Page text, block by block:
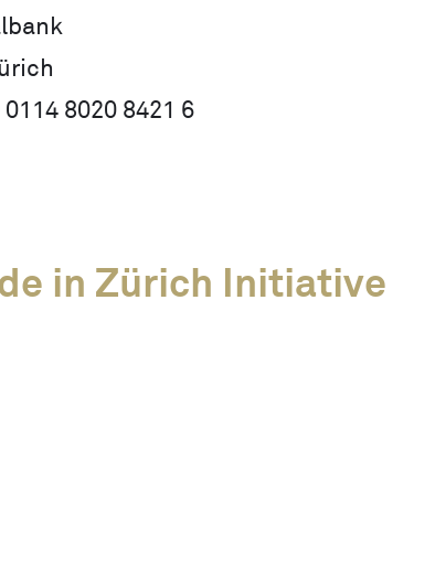
8020 8421 6
in Zürich Initiative